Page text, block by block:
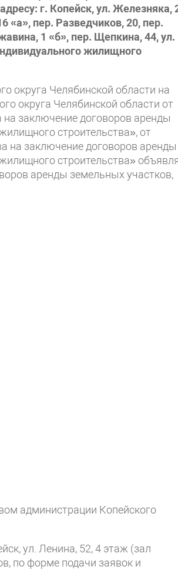
г. Копейск, ул. Железняка,
«а», пер. Разведчиков, 20, пер.
1 «б», пер. Щепкина, 44, ул.
жилищного
округа Челябинской области на
округа Челябинской области от
заключение договоров аренды
строительства», от
на заключение договоров аренды
строительства»
аренды земельных участков,
администрации Копейского
ул. Ленина, 52, 4 этаж (зал
по форме подачи заявок и